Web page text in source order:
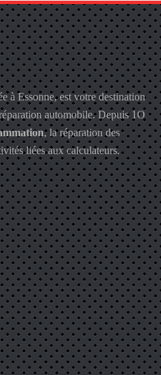
à Essonne, est votre destination
automobile. Depuis 1O
, la réparation des
liées aux calculateurs.